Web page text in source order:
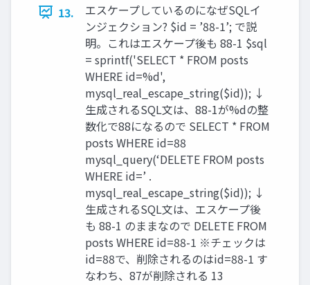
13.
エスケープしているのになぜSQLイ
ンジェクション? $id = ’88-1’; で説
明。これはエスケープ後も 88-1 $sql
= sprintf('SELECT * FROM posts
WHERE id=%d',
mysql_real_escape_string($id)); ↓
生成されるSQL文は、88-1が%dの整
数化で88になるので SELECT * FROM
posts WHERE id=88
mysql_query(‘DELETE FROM posts
WHERE id=’ .
mysql_real_escape_string($id)); ↓
生成されるSQL文は、エスケープ後
も 88-1 のままなので DELETE FROM
posts WHERE id=88-1 ※チェックは
id=88で、削除されるのはid=88-1 す
なわち、87が削除される 13